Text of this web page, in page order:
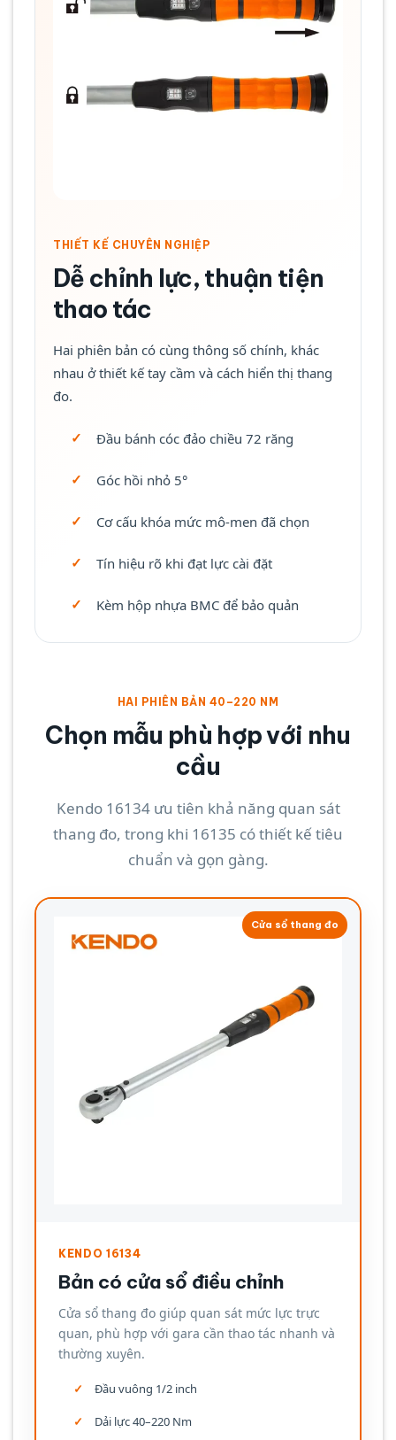
THIẾT KẾ CHUYÊN NGHIỆP
Dễ chỉnh lực, thuận tiện
thao tác
Hai phiên bản có cùng thông số chính, khác
nhau ở thiết kế tay cầm và cách hiển thị thang
đo.
Đầu bánh cóc đảo chiều 72 răng
Góc hồi nhỏ 5°
Cơ cấu khóa mức mô-men đã chọn
Tín hiệu rõ khi đạt lực cài đặt
Kèm hộp nhựa BMC để bảo quản
HAI PHIÊN BẢN 40–220 NM
Chọn mẫu phù hợp với nhu
cầu
Kendo 16134 ưu tiên khả năng quan sát
thang đo, trong khi 16135 có thiết kế tiêu
chuẩn và gọn gàng.
Cửa sổ thang đo
KENDO 16134
Bản có cửa sổ điều chỉnh
Cửa sổ thang đo giúp quan sát mức lực trực
quan, phù hợp với gara cần thao tác nhanh và
thường xuyên.
Đầu vuông 1/2 inch
Dải lực 40–220 Nm